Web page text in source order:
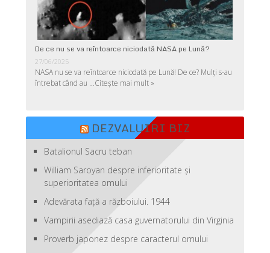
De ce nu se va reîntoarce niciodată NASA pe Lună?
27/06/2025
NASA nu se va reîntoarce niciodată pe Lună! De ce? Mulţi s-au
întrebat când au …Citește mai mult »
DEZVALUIRI BIZ
Batalionul Sacru teban
William Saroyan despre inferioritate şi
superioritatea omului
Adevărata față a războiului. 1944
Vampirii asediază casa guvernatorului din Virginia
Proverb japonez despre caracterul omului